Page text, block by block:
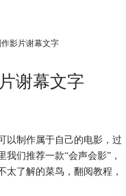
影片谢幕文字
谢幕文字
以制作属于自己的电影，过
们推荐一款“会声会影”，
了解的菜鸟，翻阅教程，